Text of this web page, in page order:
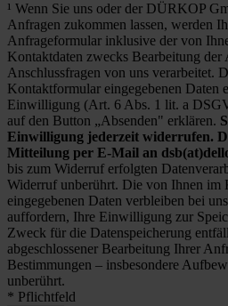
¹ Wenn Sie uns oder der DÜRKOP
Anfragen zukommen lassen, werden
Anfrageformular inklusive der von
Kontaktdaten zwecks Bearbeitung
Anschlussfragen von uns verarbeitet.
Kontaktformular eingegebenen Daten
Einwilligung (Art. 6 Abs. 1 lit. a
auf den Button „Absenden" erklären.
Einwilligung jederzeit widerrufen.
Mitteilung per E-Mail an
bis zum Widerruf erfolgten
Widerruf unberührt. Die von Ihnen im
eingegebenen Daten verbleiben bei
auffordern, Ihre Einwilligung zur
Zweck für die Datenspeicherung
abgeschlossener Bearbeitung Ihrer
Bestimmungen – insbesondere
unberührt.
* Pflichtfeld